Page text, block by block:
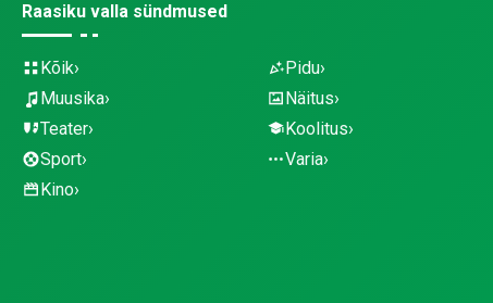
Raasiku valla sündmused
Kõik
Muusika
Teater
Sport
Kino
Pidu
Näitus
Koolitus
Varia